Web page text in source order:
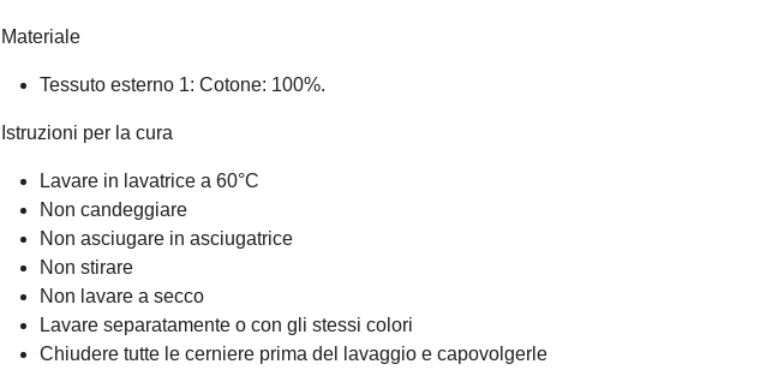
Materiale
Tessuto esterno 1: Cotone: 100%.
Istruzioni per la cura
Lavare in lavatrice a 60°C
Non candeggiare
Non asciugare in asciugatrice
Non stirare
Non lavare a secco
Lavare separatamente o con gli stessi colori
Chiudere tutte le cerniere prima del lavaggio e capovolgerle